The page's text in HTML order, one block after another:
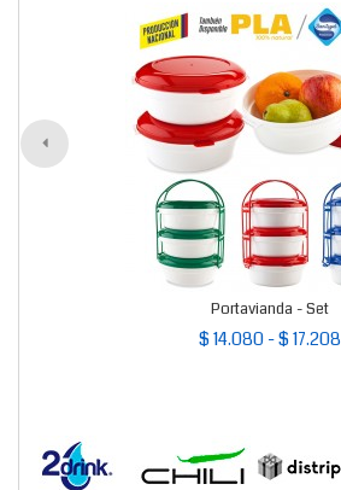
Portavianda - Set
$ 14.080 - $ 17.208